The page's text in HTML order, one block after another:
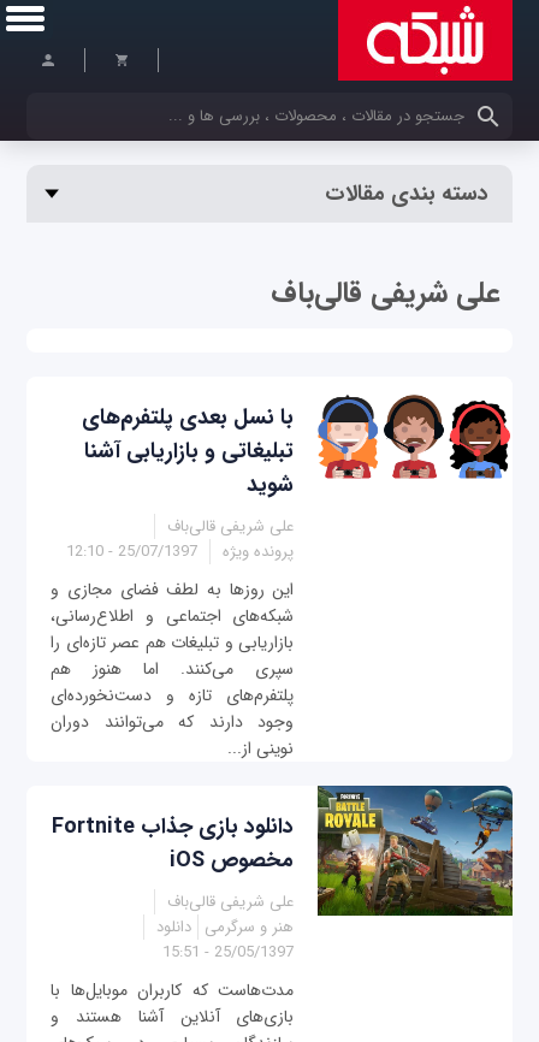
کلمات کلیدی خود را وارد کنید
دسته بندی مقالات
علی شریفی قالی‌باف
با نسل بعدی پلتفرم‌های
تبلیغاتی و بازاریابی آشنا
شوید
علی شریفی قالی‌باف
پرونده ویژه
25/07/1397 - 12:10
این روزها به لطف فضای مجازی و
شبکه‌های اجتماعی و اطلاع‌رسانی،
بازاریابی و تبلیغات هم ‌عصر تازه‌ای را
سپری می‌کنند. اما هنوز هم
پلتفرم‌های تازه و دست‌نخورده‌ای
وجود دارند که می‌توانند دوران
نوینی از...
دانلود بازی جذاب Fortnite
مخصوص iOS
علی شریفی قالی‌باف
هنر و سرگرمی دانلود
25/05/1397 - 15:51
مدت‌هاست که کاربران موبایل‌ها با
بازی‌های آنلاین آشنا هستند و